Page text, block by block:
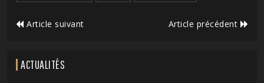
Article suivant Article précédent
ACTUALITÉS